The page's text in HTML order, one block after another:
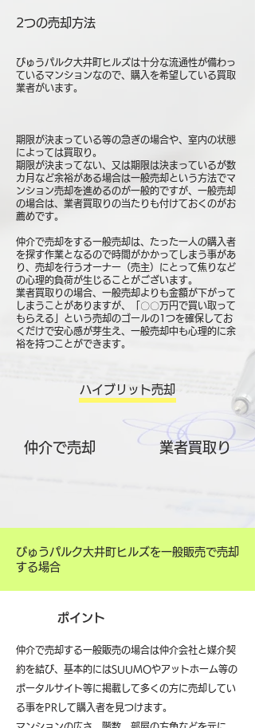
2つの売却方法
びゅうパルク大井町ヒルズは十分な流通性が備わっ
ているマンションなので、購入を希望している買取
業者がいます。
期限が決まっている等の急ぎの場合や、室内の状態
によっては買取り。
期限が決まってない、又は期限は決まっているが数
カ月など余裕がある場合は一般売却という方法でマ
ンション売却を進めるのが一般的ですが、一般売却
の場合は、業者買取りの当たりも付けておくのがお
薦めです。
仲介で売却をする一般売却は、たった一人の購入者
を探す作業となるので時間がかかってしまう事があ
り、売却を行うオーナー（売主）にとって焦りなど
の心理的負荷が生じることがございます。
業者買取りの場合、一般売却よりも金額が下がって
しまうことがありますが、「〇〇万円で買い取って
もらえる」という売却のゴールの1つを確保してお
くだけで安心感が芽生え、一般売却中も心理的に余
裕を持つことができます。
ハイブリット売却
仲介で売却 ​業者買取り
びゅうパルク大井町ヒルズを一般販売で売却
する場合
ポイント
仲介で売却する一般販売の場合は仲介会社と媒介契
約を結び、基本的にはSUUMOやアットホーム等の
ポータルサイト等に掲載して多くの方に売却してい
る事をPRして購入者を見つけます。